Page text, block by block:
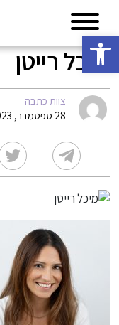
פתח סרגל נגישות
מיכל רייטן
צוות כתבה
28 ספטמבר, 2023 10:15